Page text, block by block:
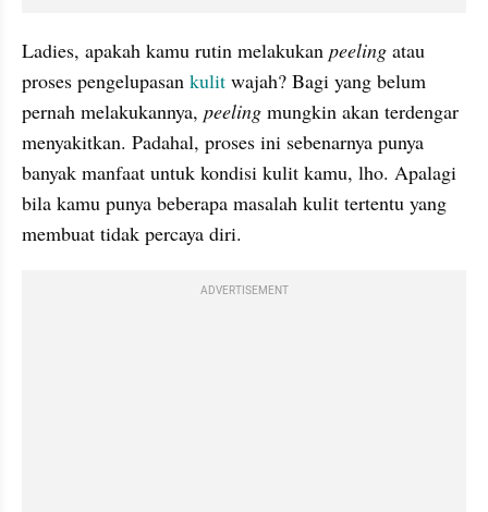
Ladies, apakah kamu rutin melakukan peeling atau
proses pengelupasan kulit wajah? Bagi yang belum
pernah melakukannya, peeling mungkin akan terdengar
menyakitkan. Padahal, proses ini sebenarnya punya
banyak manfaat untuk kondisi kulit kamu, lho. Apalagi
bila kamu punya beberapa masalah kulit tertentu yang
membuat tidak percaya diri.
ADVERTISEMENT